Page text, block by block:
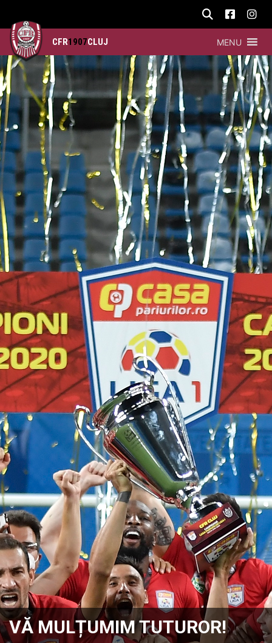
CFR1907CLUJ MENU
VĂ MULȚUMIM TUTUROR!